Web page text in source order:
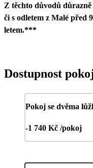
Z těchto důvodů
či s odletem z Malé před
letem.***
Dostupnost
Pokoj se dvěma
-1 740 Kč /pokoj